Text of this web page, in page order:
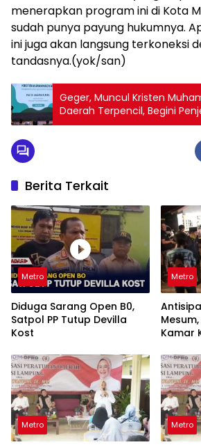
menerapkan program ini di Kota
sudah punya payung hukumnya.
ini juga akan langsung terkoneksi
tandasnya.(yok/san)
Geger, Muncul Kristen
Daerah Terpencil, Begini
Berita Terkait
Metro
Diduga Sarang Open B0,
Satpol PP Tutup Devilla
Kost
Metro
Kamar
Metro Metro